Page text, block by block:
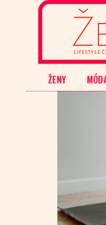
LIFESTYLE
ŽENY